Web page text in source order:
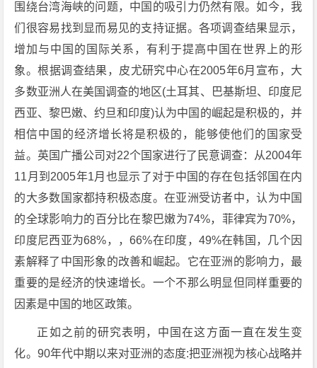
围绕台湾海峡的问题，中国的吸引力仍然有限。如今，我
们很容易找到显而易见的支持证据。各项调查结果显示，
增加与中国的国际关系，有利于提高中国在世界上的形
象。根据调查结果，皮尤研究中心在2005年6月宣布，大
多数亚洲人在美国调查的地区(土耳其、巴基斯坦、印度尼
西亚、黎巴嫩、约旦和印度)认为中国的崛起是积极的，并
相信中国的经济增长将是积极的，能够使他们的国家受
益。英国广播公司对22个国家进行了民意调查：从2004年
11月到2005年1月也显示了对于中国的存在包括邻国在内
的大多数国家都持积极态度。在亚洲受访者中，认为中国
的全球影响力的百分比在黎巴嫩为74%，菲律宾为70%，
印度尼西亚为68%，，66%在印度，49%在韩国，几个因
素解释了中国形象的改善和崛起。它在亚洲的影响力，最
重要的是经济的快速增长。一个不那么明显但同样重要的
因素是中国的地区政策。
正如之前的研究表明，中国在这方面一直在发生变
化。90年代中期以来对亚洲的态度:把亚洲视为核心战略并